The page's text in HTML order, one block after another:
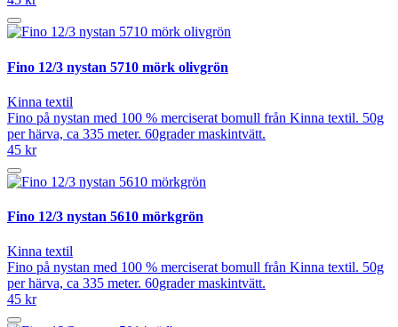
Fino 12/3 nystan 5710 mörk olivgrön
Kinna textil
Fino på nystan med 100 % merciserat bomull från Kinna textil. 50g
per härva, ca 335 meter. 60grader maskintvätt.
45 kr
Fino 12/3 nystan 5610 mörkgrön
Kinna textil
Fino på nystan med 100 % merciserat bomull från Kinna textil. 50g
per härva, ca 335 meter. 60grader maskintvätt.
45 kr